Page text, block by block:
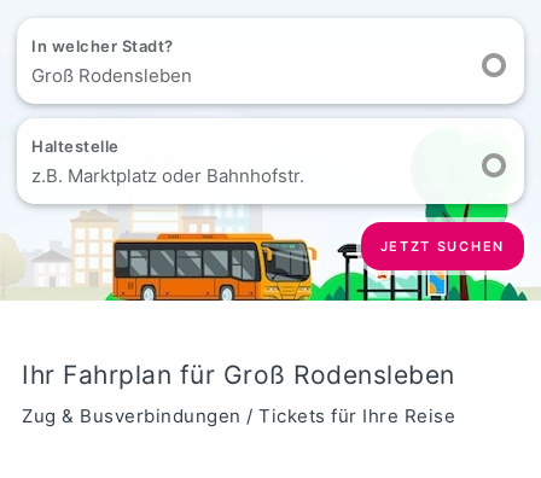
In welcher Stadt?
Groß Rodensleben
Haltestelle
z.B. Marktplatz oder Bahnhofstr.
JETZT SUCHEN
Ihr Fahrplan für Groß Rodensleben
Zug & Busverbindungen / Tickets für Ihre Reise